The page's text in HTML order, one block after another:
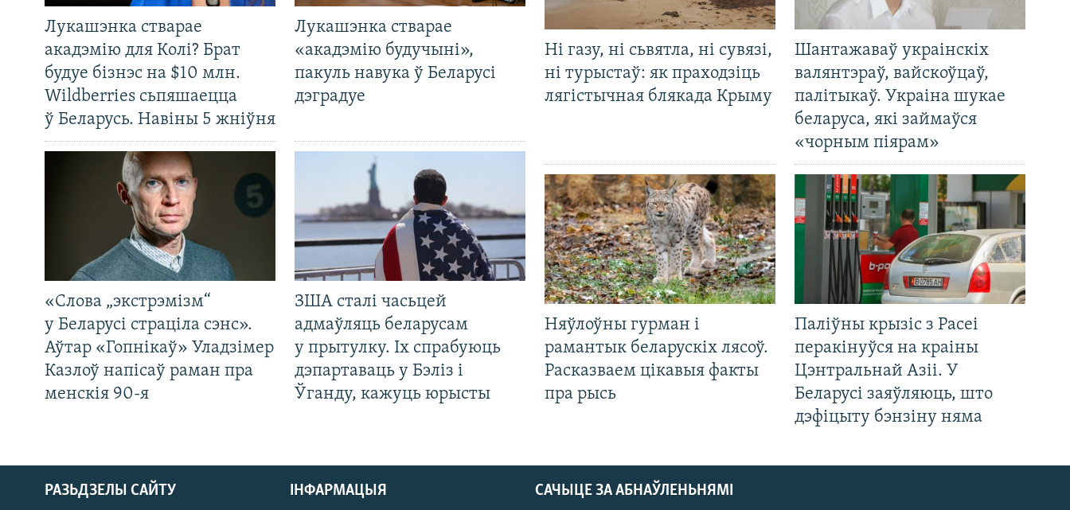
Лукашэнка стварае
акадэмію для Колі? Брат
будуе бізнэс на $10 млн.
Wildberries сьпяшаецца
ў Беларусь. Навіны 5 жніўня
Лукашэнка стварае
«акадэмію будучыні»,
пакуль навука ў Беларусі
дэградуе
«Слова „экстрэмізм“
у Беларусі страціла сэнс».
Аўтар «Гопнікаў» Уладзімер
Казлоў напісаў раман пра
менскія 90-я
ЗША сталі часьцей
адмаўляць беларусам
у прытулку. Іх спрабуюць
дэпартаваць у Бэліз і
Ўганду, кажуць юрысты
Ні газу, ні сьвятла, ні сувязі,
ні турыстаў: як праходзіць
лягістычная блякада Крыму
Шантажаваў украінскіх
валянтэраў, вайскоўцаў,
палітыкаў. Украіна шукае
беларуса, які займаўся
«чорным піярам»
Няўлоўны гурман і
рамантык беларускіх лясоў.
Расказваем цікавыя факты
пра рысь
Паліўны крызіс з Расеі
перакінуўся на краіны
Цэнтральнай Азіі. У
Беларусі заяўляюць, што
дэфіцыту бэнзіну няма
САЧЫЦЕ ЗА АБНАЎЛЕНЬНЯМІ
РАЗЬДЗЕЛЫ САЙТУ ІНФАРМАЦЫЯ